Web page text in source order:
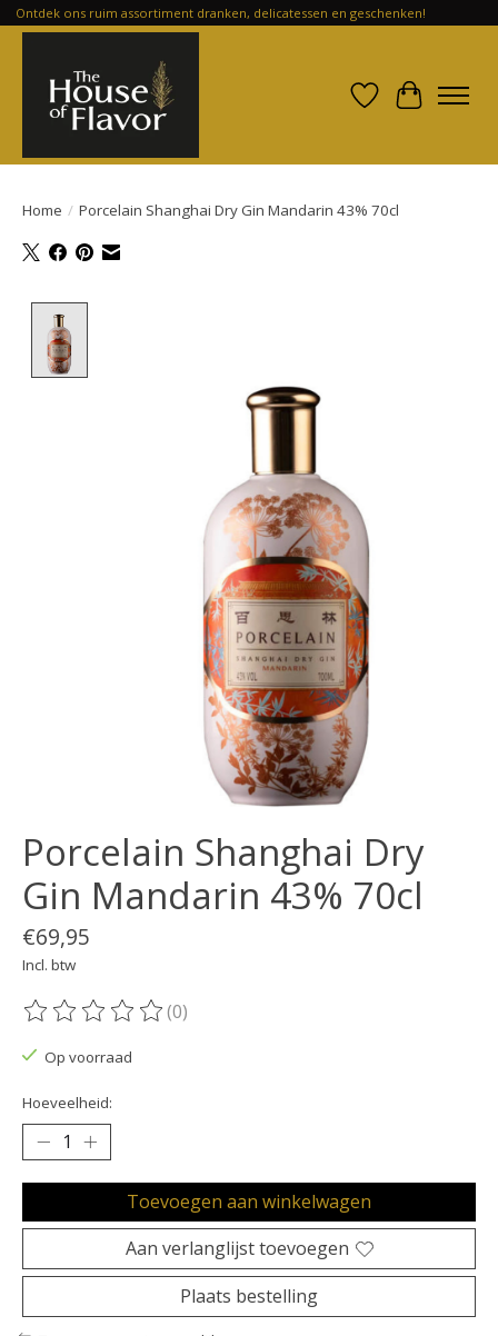
Ontdek ons ruim assortiment dranken, delicatessen en geschenken!
Verlanglijst
Home / Porcelain Shanghai Dry Gin Mandarin 43% 70cl
Porcelain Shanghai Dry
Gin Mandarin 43% 70cl
€69,95
Incl. btw
De beoordeling van dit product is
(0)
Op voorraad
Hoeveelheid:
Toevoegen aan winkelwagen
Aan verlanglijst toevoegen
Plaats bestelling